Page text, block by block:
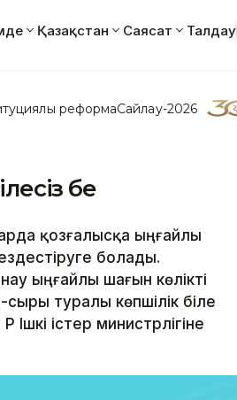
Қазақстан Саясат Талдау
реформаСайлау-2026
бе
қозғалысқа ыңғайлы
болады.
ыңғайлы шағын көлікті
туралы көпшілік біле
Ішкі істер министрлігіне